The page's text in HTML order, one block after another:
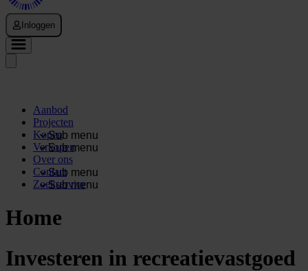
Inloggen
Aanbod
Projecten
Sub menu
Kopen
Sub menu
Verkopen
Over ons
Sub menu
Contact
Sub menu
Zoekservice
Home
Investeren in recreatievastgoed